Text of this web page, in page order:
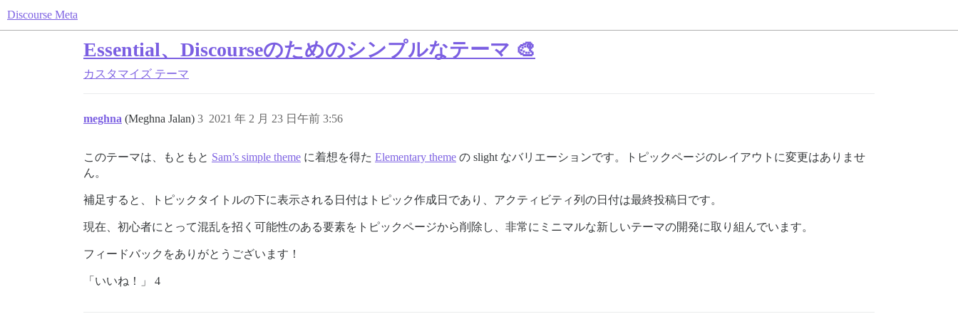
Discourse Meta
Essential、Discourseのためのシンプルなテーマ 🎨
カスタマイズ テーマ
meghna (Meghna Jalan) 2021 年 2 月 23 日午前 3:56
3
このテーマは、もともと Sam’s simple theme に着想を得た Elementary theme の slight なバリエーションです。トピックページのレイアウトに変更はありませ
ん。
補足すると、トピックタイトルの下に表示される日付はトピック作成日であり、アクティビティ列の日付は最終投稿日です。
現在、初心者にとって混乱を招く可能性のある要素をトピックページから削除し、非常にミニマルな新しいテーマの開発に取り組んでいます。
フィードバックをありがとうございます！
「いいね！」 4